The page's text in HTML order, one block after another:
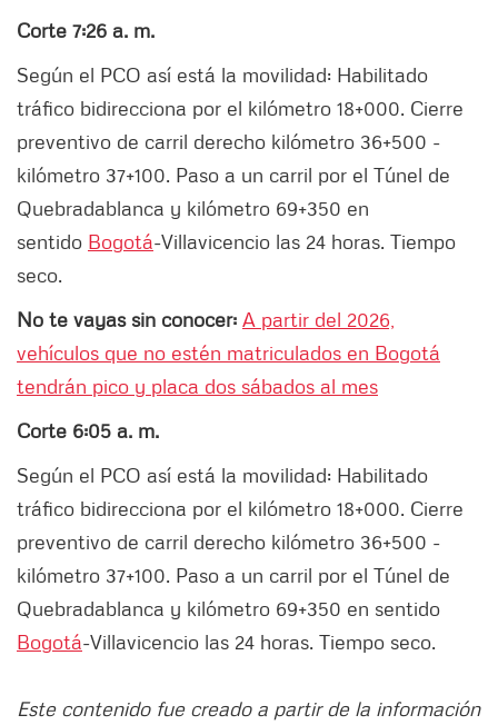
Corte 7:26 a. m.
Según el PCO así está la movilidad: Habilitado
tráfico bidirecciona por el kilómetro 18+000. Cierre
preventivo de carril derecho kilómetro 36+500 -
kilómetro 37+100. Paso a un carril por el Túnel de
Quebradablanca y kilómetro 69+350 en
sentido Bogotá-Villavicencio las 24 horas. Tiempo
seco.
No te vayas sin conocer: A partir del 2026,
vehículos que no estén matriculados en Bogotá
tendrán pico y placa dos sábados al mes
Corte 6:05 a. m.
Según el PCO así está la movilidad: Habilitado
tráfico bidirecciona por el kilómetro 18+000. Cierre
preventivo de carril derecho kilómetro 36+500 -
kilómetro 37+100. Paso a un carril por el Túnel de
Quebradablanca y kilómetro 69+350 en sentido
Bogotá-Villavicencio las 24 horas. Tiempo seco.
Este contenido fue creado a partir de la información